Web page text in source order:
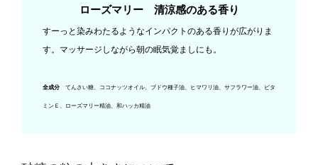
ローズマリー 清涼感のある香り
すーっと染みわたるようなインパクトのある香りが広がりま
す。 マッサージしながら朝の眠気覚ましにも。
全成分 てんさい糖 、ココナッツオイル、ブドウ種子油、ヒマワリ油、サフラワー油、ビタ
ミンＥ、ローズマリー精油、和ハッカ精油